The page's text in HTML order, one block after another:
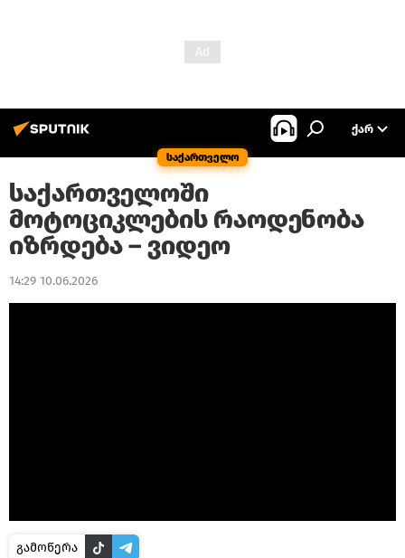
საქართველო
ᲥᲐᲠ
საქართველოში
მოტოციკლების რაოდენობა
იზრდება – ვიდეო
14:29 10.06.2026
გამოწერა